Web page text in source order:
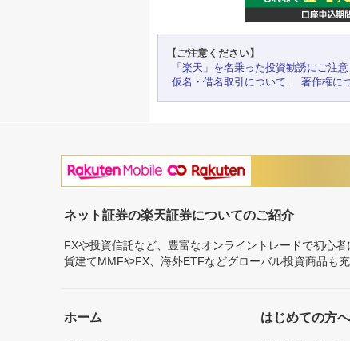
【ご注意ください】
「楽天」を名乗った投資勧誘にご注
仮名・借名取引について
著作権に
ネット証券の楽天証券についてのご紹介
FXや投資信託など、豊富なオンライントレードで初心
貨建てMMFやFX、海外ETFなどグローバル投資商品も
ホーム はじめての方へ